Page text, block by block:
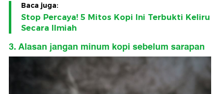
Baca juga:
Stop Percaya! 5 Mitos Kopi Ini Terbukti Keliru
Secara Ilmiah
3. Alasan jangan minum kopi sebelum sarapan